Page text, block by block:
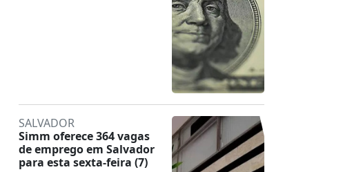
SALVADOR
Simm oferece 364 vagas
de emprego em Salvador
para esta sexta-feira (7)